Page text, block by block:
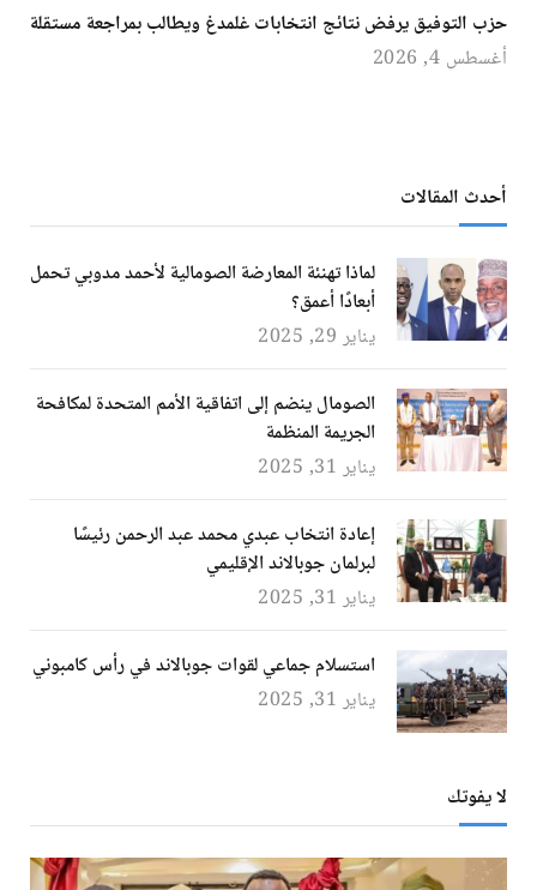
حزب التوفيق يرفض نتائج انتخابات غلمدغ ويطالب بمراجعة مستقلة
أغسطس 4, 2026
أحدث المقالات
لماذا تهنئة المعارضة الصومالية لأحمد مدوبي تحمل
أبعادًا أعمق؟
يناير 29, 2025
الصومال ينضم إلى اتفاقية الأمم المتحدة لمكافحة
الجريمة المنظمة
يناير 31, 2025
إعادة انتخاب عبدي محمد عبد الرحمن رئيسًا
لبرلمان جوبالاند الإقليمي
يناير 31, 2025
استسلام جماعي لقوات جوبالاند في رأس كامبوني
يناير 31, 2025
لا يفوتك